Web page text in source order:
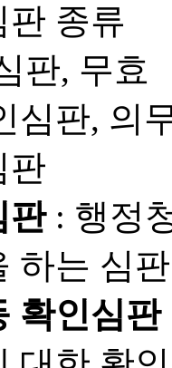
판 종류
판: 행정
하는 심판
확인심판